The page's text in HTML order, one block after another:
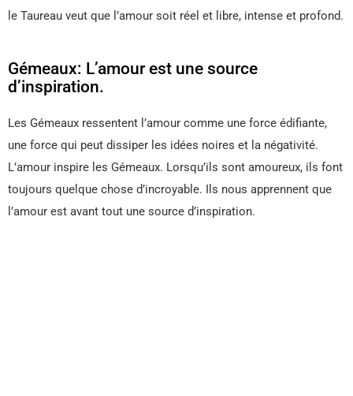
le Taureau veut que l’amour soit réel et libre, intense et profond.
Gémeaux: L’amour est une source
d’inspiration.
Les Gémeaux ressentent l’amour comme une force édifiante,
une force qui peut dissiper les idées noires et la négativité.
L’amour inspire les Gémeaux. Lorsqu’ils sont amoureux, ils font
toujours quelque chose d’incroyable. Ils nous apprennent que
l’amour est avant tout une source d’inspiration.